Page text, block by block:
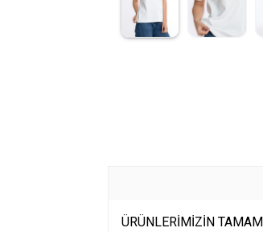
ÜRÜNLERİMİZİN